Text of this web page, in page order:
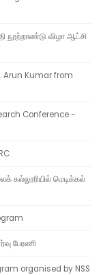
நூற்றாண்டு விழா ஆட்சி
Arun Kumar from
Conference -
கல்லூரியில் மெடிக்கல்
பேரணி
organised by NSS